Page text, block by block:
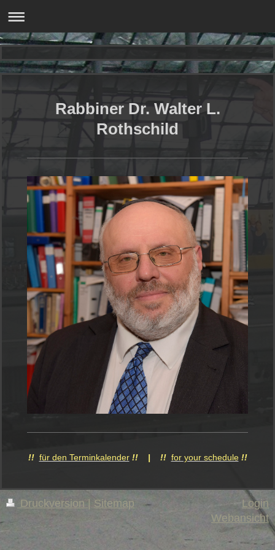
Rabbiner Dr. Walter L.
Rothschild
!! für den Terminkalender !! | !! for your schedule !!
Druckversion Sitemap
Login
Webansicht